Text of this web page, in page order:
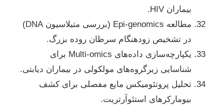
بیماران HIV.
مطالعه Epi-genomics (بررسی متیلاسیون DNA)
در تشخیص زودهنگام سرطان روده بزرگ.
یکپارچه‌سازی داده‌های Multi-omics برای
شناسایی زیرگروه‌های مولکولی در بیماران دیابتی.
تحلیل پروتئومیکس مایع مفصلی برای کشف
بیومارکرهای استئوآرتریت.